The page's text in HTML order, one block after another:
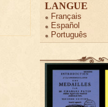
LANGUE
Français
Español
Português